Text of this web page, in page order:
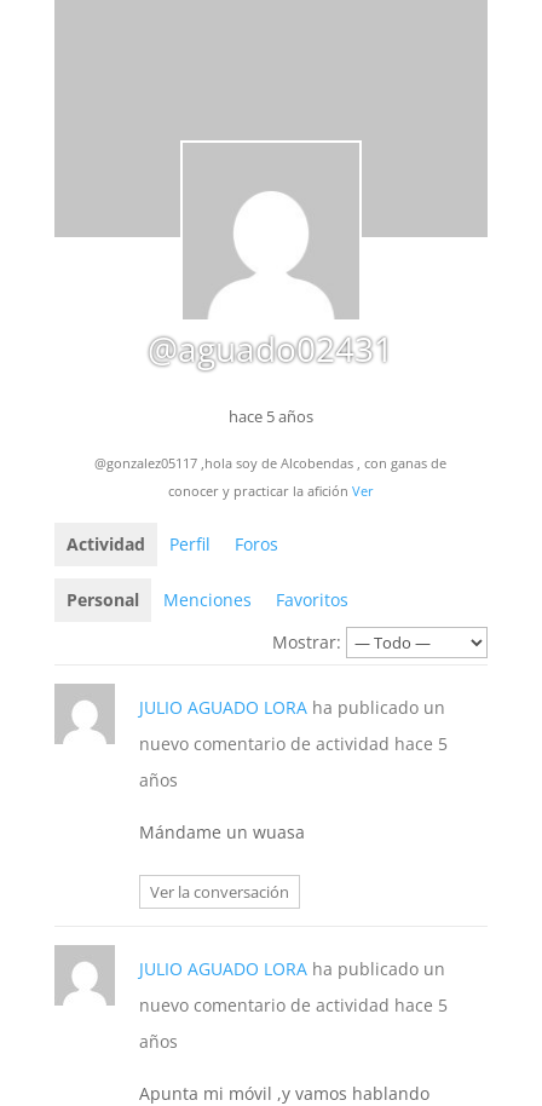
@aguado02431
hace 5 años
@gonzalez05117 ,hola soy de Alcobendas , con ganas de
conocer y practicar la afición Ver
Actividad Perfil Foros
Personal Menciones
Favoritos
Mostrar:
JULIO AGUADO LORAha publicado un
nuevo comentario de actividad hace 5
años
Mándame un wuasa
Ver la conversación
JULIO AGUADO LORAha publicado un
nuevo comentario de actividad hace 5
años
Apunta mi móvil ,y vamos hablando